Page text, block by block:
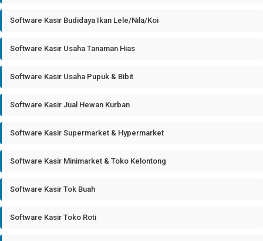
Software Kasir Budidaya Ikan Lele/Nila/Koi
Software Kasir Usaha Tanaman Hias
Software Kasir Usaha Pupuk & Bibit
Software Kasir Jual Hewan Kurban
Software Kasir Supermarket & Hypermarket
Software Kasir Minimarket & Toko Kelontong
Software Kasir Tok Buah
Software Kasir Toko Roti